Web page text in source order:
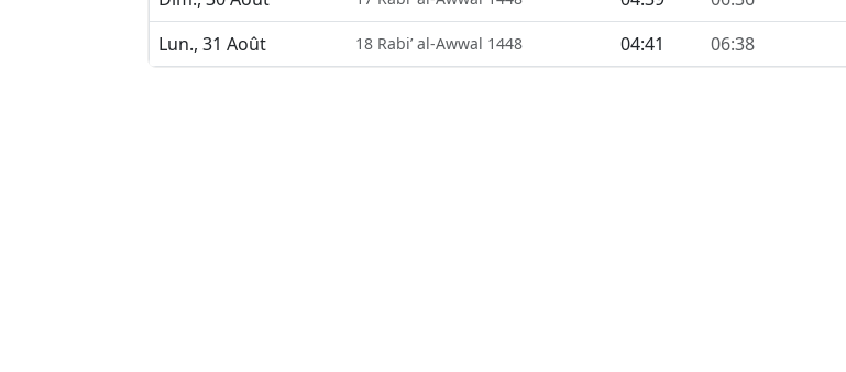
Lun., 31 Août
18 Rabi’ al-Awwal 1448 04:41 06:38